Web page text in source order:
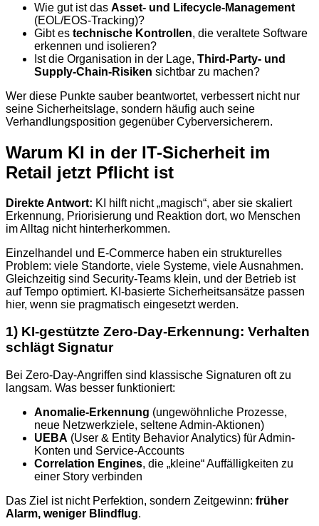
Wie gut ist das Asset- und Lifecycle-Management
(EOL/EOS-Tracking)?
Gibt es technische Kontrollen, die veraltete Software
erkennen und isolieren?
Ist die Organisation in der Lage, Third-Party- und
Supply-Chain-Risiken sichtbar zu machen?
Wer diese Punkte sauber beantwortet, verbessert nicht nur
seine Sicherheitslage, sondern häufig auch seine
Verhandlungsposition gegenüber Cyberversicherern.
Warum KI in der IT-Sicherheit im
Retail jetzt Pflicht ist
Direkte Antwort: KI hilft nicht „magisch“, aber sie skaliert
Erkennung, Priorisierung und Reaktion dort, wo Menschen
im Alltag nicht hinterherkommen.
Einzelhandel und E-Commerce haben ein strukturelles
Problem: viele Standorte, viele Systeme, viele Ausnahmen.
Gleichzeitig sind Security-Teams klein, und der Betrieb ist
auf Tempo optimiert. KI-basierte Sicherheitsansätze passen
hier, wenn sie pragmatisch eingesetzt werden.
1) KI-gestützte Zero-Day-Erkennung: Verhalten
schlägt Signatur
Bei Zero-Day-Angriffen sind klassische Signaturen oft zu
langsam. Was besser funktioniert:
Anomalie-Erkennung (ungewöhnliche Prozesse,
neue Netzwerkziele, seltene Admin-Aktionen)
UEBA (User & Entity Behavior Analytics) für Admin-
Konten und Service-Accounts
Correlation Engines, die „kleine“ Auffälligkeiten zu
einer Story verbinden
Das Ziel ist nicht Perfektion, sondern Zeitgewinn: früher
Alarm, weniger Blindflug.